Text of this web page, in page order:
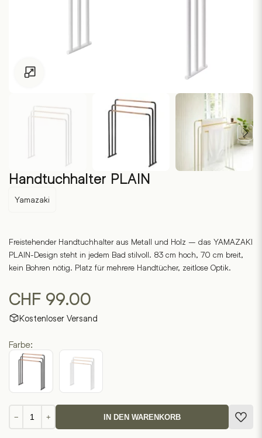
Handtuchhalter PLAIN
Yamazaki
Freistehender Handtuchhalter aus Metall und Holz – das YAMAZAKI
PLAIN-Design steht in jedem Bad stilvoll. 83 cm hoch, 70 cm breit,
kein Bohren nötig. Platz für mehrere Handtücher, zeitlose Optik.
CHF 99.00
Kostenloser Versand
Farbe:
−
Handtuchhalter
PLAIN
+ IN DEN WARENKORB